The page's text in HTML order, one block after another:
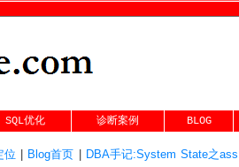
SQL优化 诊断案例 BLOG
位 Blog首页 DBA手记:System State之